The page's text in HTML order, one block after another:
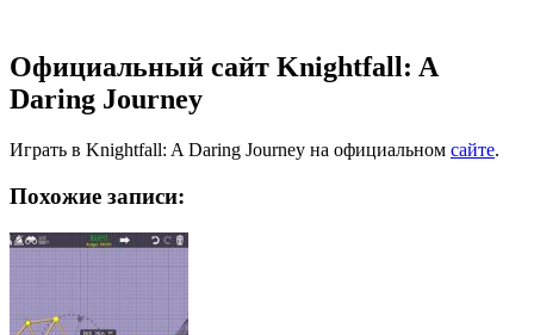
Официальный сайт Knightfall: A
Daring Journey
Играть в Knightfall: A Daring Journey на официальном сайте.
Похожие записи: